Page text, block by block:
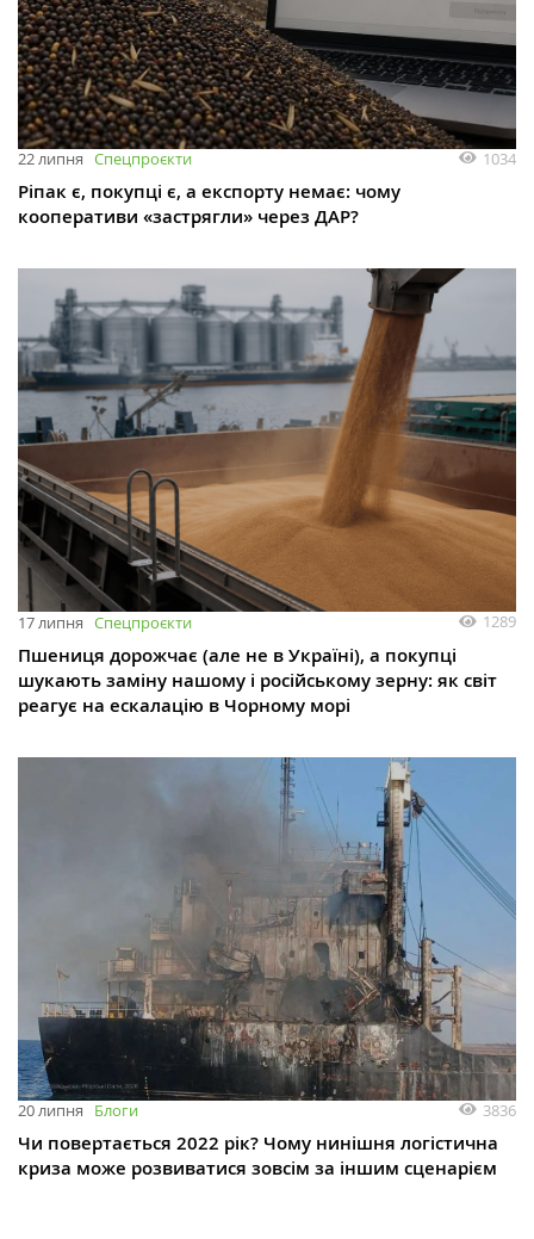
22 липня Спецпроєкти 1034
Ріпак є, покупці є, а експорту немає: чому
кооперативи «застрягли» через ДАР?
17 липня Спецпроєкти 1289
Пшениця дорожчає (але не в Україні), а покупці
шукають заміну нашому і російському зерну: як світ
реагує на ескалацію в Чорному морі
20 липня Блоги 3836
Чи повертається 2022 рік? Чому нинішня логістична
криза може розвиватися зовсім за іншим сценарієм